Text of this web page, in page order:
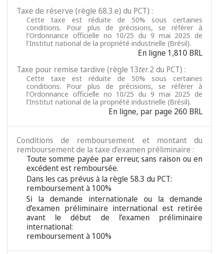
Taxe de réserve (règle 68.3.e) du PCT) :
Cette taxe est réduite de 50% sous certaines
conditions. Pour plus de précisions, se référer à
l'Ordonnance officielle no 10/25 du 9 mai 2025 de
l’Institut national de la propriété industrielle (Brésil).
En ligne 1,810 BRL
Taxe pour remise tardive (règle 13ter.2 du PCT) :
Cette taxe est réduite de 50% sous certaines
conditions. Pour plus de précisions, se référer à
l'Ordonnance officielle no 10/25 du 9 mai 2025 de
l’Institut national de la propriété industrielle (Brésil).
En ligne, par page 260 BRL
Conditions de remboursement et montant du
remboursement de la taxe d’examen préliminaire :
Toute somme payée par erreur, sans raison ou en
excédent est remboursée.
Dans les cas prévus à la règle 58.3 du PCT:
remboursement à 100%
Si la demande internationale ou la demande
d’examen préliminaire international est retirée
avant le début de l’examen préliminaire
international:
remboursement à 100%